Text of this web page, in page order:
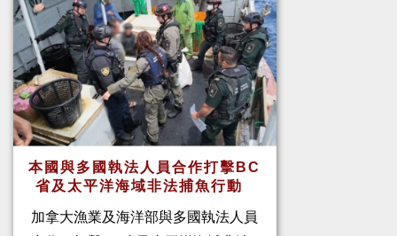
本國與多國執法人員合作打擊BC
省及太平洋海域非法捕魚行動
加拿大漁業及海洋部與多國執法人員